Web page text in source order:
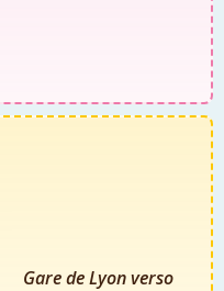
Gare de Lyon verso